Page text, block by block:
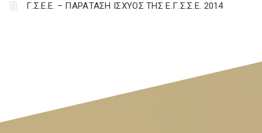
Γ.Σ.Ε.Ε. – ΠΑΡΑΤΑΣΗ ΙΣΧΥΟΣ ΤΗΣ Ε.Γ.Σ.Σ.Ε. 2014